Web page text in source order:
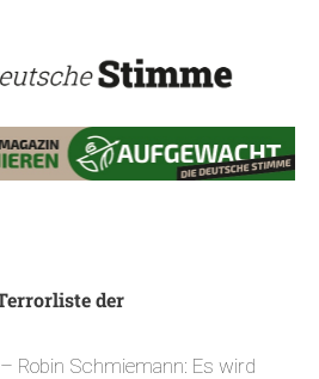
der
Robin Schmiemann: Es wird